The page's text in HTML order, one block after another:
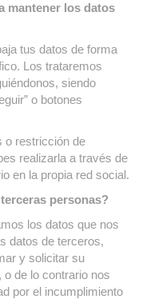
mantener los datos
tus datos de forma
Los trataremos
siendo
o botones
o restricción de
realizarla a través de
en la propia red social.
personas?
los datos que nos
datos de terceros,
y solicitar su
de lo contrario nos
por el incumplimiento